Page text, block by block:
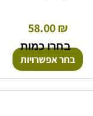
58.00₪
בחרו כמות
בחר אפשרויות